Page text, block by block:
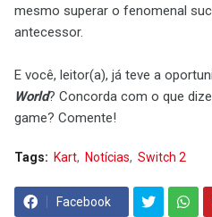
mesmo superar o fenomenal
antecessor.
E você, leitor(a), já teve a
World? Concorda com o que
game? Comente!
Tags: Kart Notícias Switch 2
Facebook